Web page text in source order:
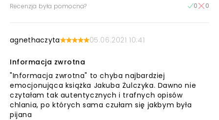
Recenzja była pomocna? 0 0
agnethaczyta 05.06.2021 10:41
Informacja zwrotna
"Informacja zwrotna" to chyba najbardziej
emocjonująca książka Jakuba Żulczyka. Dawno nie
czytałam tak autentycznych i trafnych opisów
chlania, po których sama czułam się jakbym była
pijana